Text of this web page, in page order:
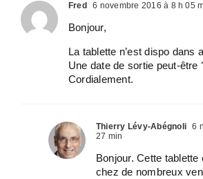
Fred 6 novembre 2016 à 8 h 05
Bonjour,
La tablette n’est dispo dans
Une date de sortie peut-être
Cordialement.
Thierry Lévy-Abégnoli 6
27 min
Bonjour. Cette tablette
chez de nombreux